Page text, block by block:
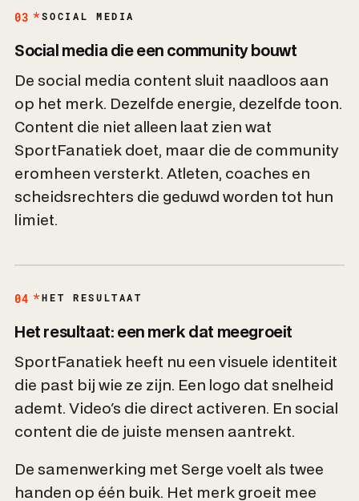
03 SOCIAL MEDIA
Social media die een community bouwt
De social media content sluit naadloos aan
op het merk. Dezelfde energie, dezelfde toon.
Content die niet alleen laat zien wat
SportFanatiek doet, maar die de community
eromheen versterkt. Atleten, coaches en
scheidsrechters die geduwd worden tot hun
limiet.
04 HET RESULTAAT
Het resultaat: een merk dat meegroeit
SportFanatiek heeft nu een visuele identiteit
die past bij wie ze zijn. Een logo dat snelheid
ademt. Video's die direct activeren. En social
content die de juiste mensen aantrekt.
De samenwerking met Serge voelt als twee
handen op één buik. Het merk groeit mee